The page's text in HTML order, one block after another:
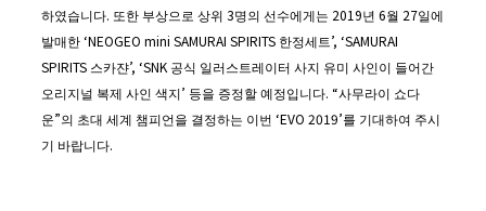
하였습니다. 또한 부상으로 상위 3명의 선수에게는 2019년 6월 27일에
발매한 ‘NEOGEO mini SAMURAI SPIRITS 한정세트’, ‘SAMURAI
SPIRITS 스카쟌’, ‘SNK 공식 일러스트레이터 사지 유미 사인이 들어간
오리지널 복제 사인 색지’ 등을 증정할 예정입니다. “사무라이 쇼다
운”의 초대 세계 챔피언을 결정하는 이번 ‘EVO 2019’를 기대하여 주시
기 바랍니다.